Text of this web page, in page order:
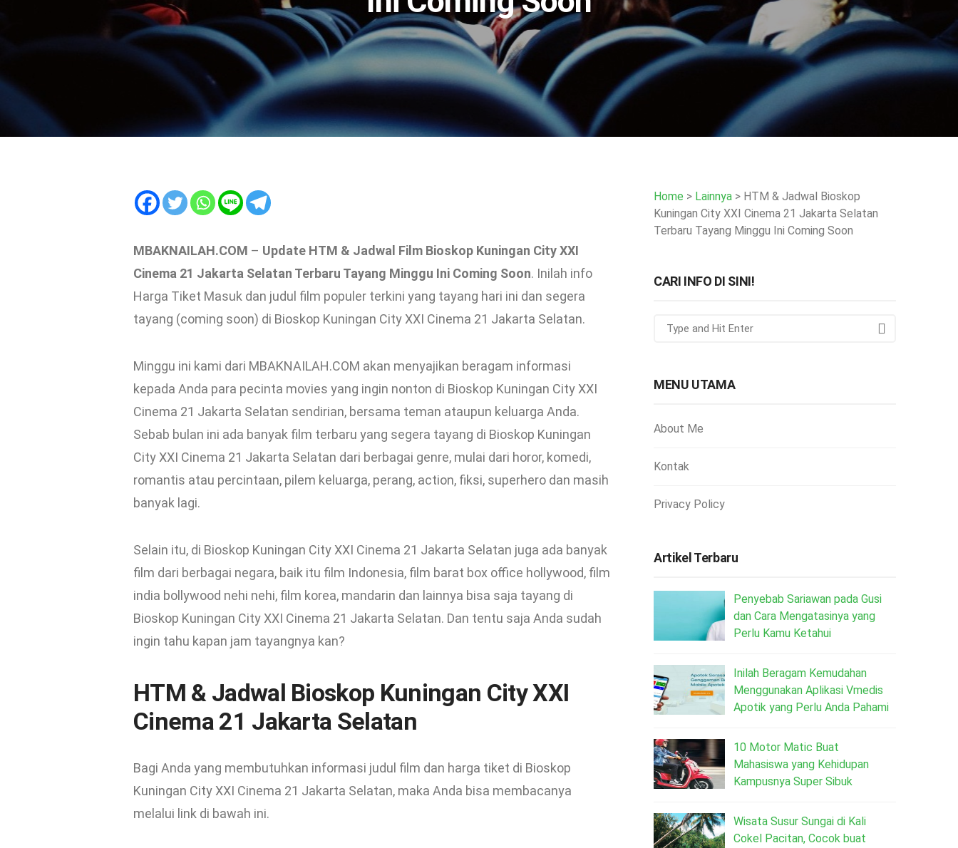
MBAKNAILAH.COM – Update HTM & Jadwal Film Bioskop Kuningan City XXI
Cinema 21 Jakarta Selatan Terbaru Tayang Minggu Ini Coming Soon. Inilah info
Harga Tiket Masuk dan judul film populer terkini yang tayang hari ini dan segera
tayang (coming soon) di Bioskop Kuningan City XXI Cinema 21 Jakarta Selatan.
Minggu ini kami dari MBAKNAILAH.COM akan menyajikan beragam informasi
kepada Anda para pecinta movies yang ingin nonton di Bioskop Kuningan City XXI
Cinema 21 Jakarta Selatan sendirian, bersama teman ataupun keluarga Anda.
Sebab bulan ini ada banyak film terbaru yang segera tayang di Bioskop Kuningan
City XXI Cinema 21 Jakarta Selatan dari berbagai genre, mulai dari horor, komedi,
romantis atau percintaan, pilem keluarga, perang, action, fiksi, superhero dan masih
banyak lagi.
Selain itu, di Bioskop Kuningan City XXI Cinema 21 Jakarta Selatan juga ada banyak
film dari berbagai negara, baik itu film Indonesia, film barat box office hollywood, film
india bollywood nehi nehi, film korea, mandarin dan lainnya bisa saja tayang di
Bioskop Kuningan City XXI Cinema 21 Jakarta Selatan. Dan tentu saja Anda sudah
ingin tahu kapan jam tayangnya kan?
HTM & Jadwal Bioskop Kuningan City XXI
Cinema 21 Jakarta Selatan
Bagi Anda yang membutuhkan informasi judul film dan harga tiket di Bioskop
Kuningan City XXI Cinema 21 Jakarta Selatan, maka Anda bisa membacanya
melalui link di bawah ini.
Home > Lainnya > HTM & Jadwal Bioskop
Kuningan City XXI Cinema 21 Jakarta Selatan
Terbaru Tayang Minggu Ini Coming Soon
CARI INFO DI SINI!
MENU UTAMA
About Me
Kontak
Privacy Policy
Artikel Terbaru
Penyebab Sariawan pada Gusi
dan Cara Mengatasinya yang
Perlu Kamu Ketahui
Inilah Beragam Kemudahan
Menggunakan Aplikasi Vmedis
Apotik yang Perlu Anda Pahami
10 Motor Matic Buat
Mahasiswa yang Kehidupan
Kampusnya Super Sibuk
Wisata Susur Sungai di Kali
Cokel Pacitan, Cocok buat